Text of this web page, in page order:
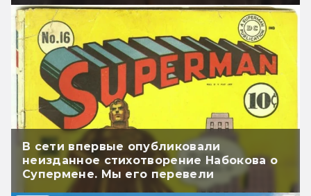
В сети впервые опубликовали
неизданное стихотворение Набокова о
Супермене. Мы его перевели